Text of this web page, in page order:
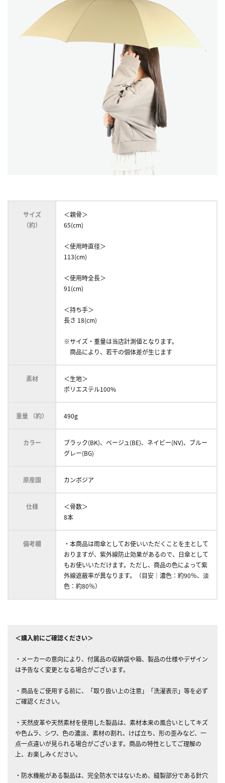
サイズ
（約）
＜親骨＞
65(cm)
＜使用時直径＞
113(cm)
＜使用時全長＞
91(cm)
＜持ち手＞
長さ 18(cm)
※サイズ・重量は当店計測値となります。
商品により、若干の個体差が生じます
素材
＜生地＞
ポリエステル100%
重量 （約） 490g
カラー
ブラック(BK)、ベージュ(BE)、ネイビー(NV)、ブルー
グレー(BG)
原産国 カンボジア
仕様
＜骨数＞
8本
備考欄
・本商品は雨傘としてお使いいただくことを主として
おりますが、紫外線防止効果があるので、日傘として
もお使いいただけます。ただし、商品の色によって紫
外線遮蔽率が異なります。（目安｜濃色：約90％、淡
色：約80％）
＜購入前にご確認ください＞
・メーカーの意向により、付属品の収納袋や箱、製品の仕様やデザイン
は予告なく変更となる場合がございます。
・商品をご使用する前に、「取り扱い上の注意」「洗濯表示」等を必ず
ご確認ください。
・天然皮革や天然素材を使用した製品は、素材本来の風合いとしてキズ
や色ムラ、シワ、色の濃淡、素材の割れ、けば立ち、形の歪みなど、一
点一点違いが見られる場合がございます。商品の特性としてご理解の
上、お楽しみください。
・防水機能がある製品は、完全防水ではないため、縫製部分である針穴